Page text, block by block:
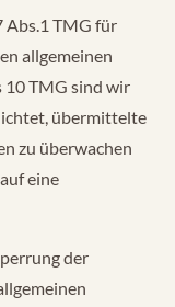
Abs.1 TMG für
allgemeinen
10 TMG sind wir
übermittelte
zu überwachen
eine
der